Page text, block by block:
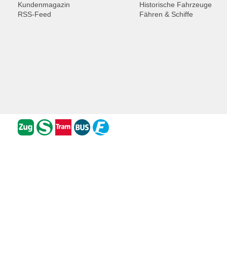
Kundenmagazin
RSS-Feed
Historische Fahrzeuge
Fähren & Schiffe